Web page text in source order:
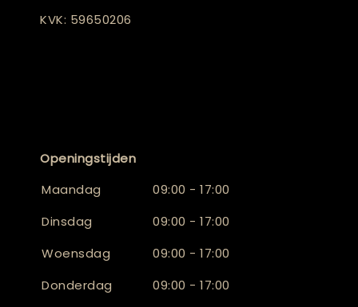
KVK: 59650206
Openingstijden
Maandag
09:00 - 17:00
Dinsdag
09:00 - 17:00
Woensdag
09:00 - 17:00
Donderdag
09:00 - 17:00